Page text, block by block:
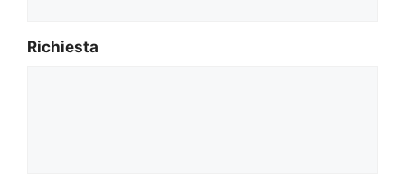
Richiesta